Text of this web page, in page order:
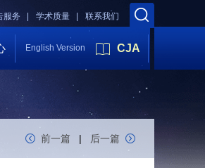
联系我们
学术质量 |
服务 |
English Version CJA
前一篇 | 后一篇